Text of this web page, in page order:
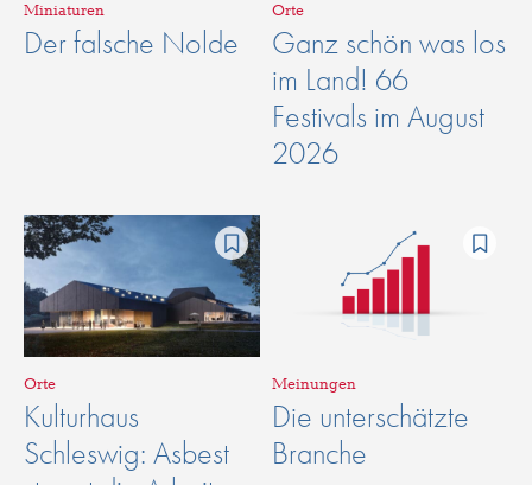
Miniaturen
Der falsche Nolde
Orte
Ganz schön was los
im Land! 66
Festivals im August
2026
Orte
Kulturhaus
Schleswig: Asbest
Meinungen
Die unterschätzte
Branche